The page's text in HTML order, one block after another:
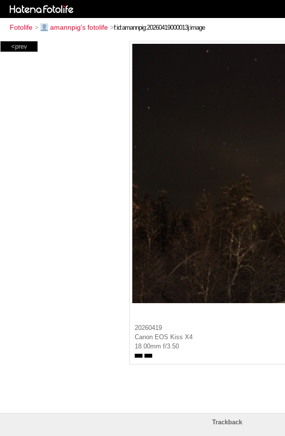
Fotolife > amannpig's fotolife >
<prev
20260419
Canon EOS Kiss X4
18.00mm f/3.50
Trackback